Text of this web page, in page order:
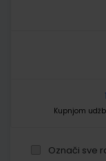
Kupnjom
Označi sve